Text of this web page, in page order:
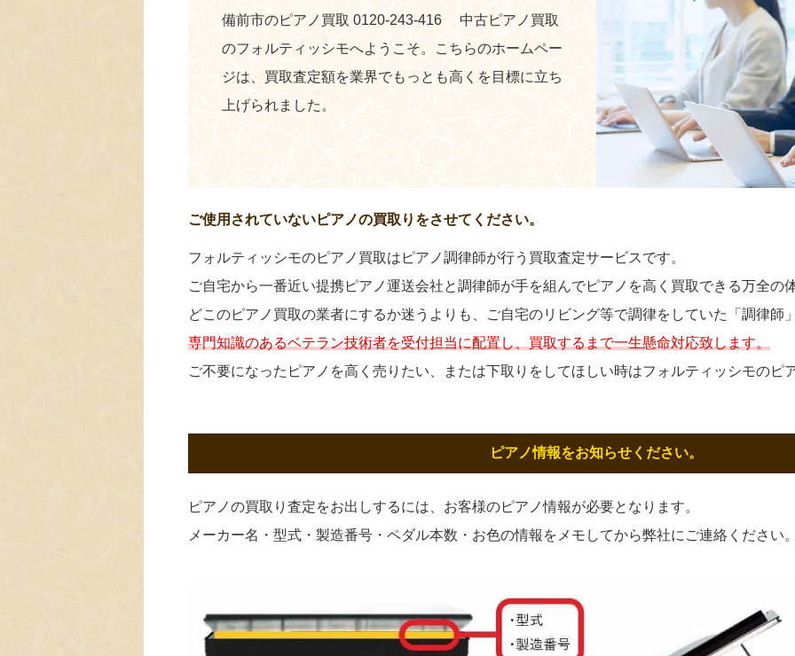
備前市のピアノ買取 0120-243-416 中古ピアノ買取
のフォルティッシモへようこそ。こちらのホームペー
ジは、買取査定額を業界でもっとも高くを目標に立ち
上げられました。
ご使用されていないピアノの買取りをさせてください。
フォルティッシモのピアノ買取はピアノ調律師が行う買取査定サービスです。
ご自宅から一番近い提携ピアノ運送会社と調律師が手を組んでピアノを高く買取できる万全の
どこのピアノ買取の業者にするか迷うよりも、ご自宅のリビング等で調律をしていた「調律師
専門知識のあるベテラン技術者を受付担当に配置し、買取するまで一生懸命対応致します。
ご不要になったピアノを高く売りたい、または下取りをしてほしい時はフォルティッシモのピ
ピアノ情報をお知らせください。
ピアノの買取り査定をお出しするには、お客様のピアノ情報が必要となります。
メーカー名・型式・製造番号・ペダル本数・お色の情報をメモしてから弊社にご連絡ください